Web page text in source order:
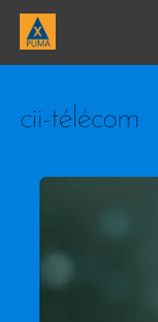
Skip
content
cii-télécom